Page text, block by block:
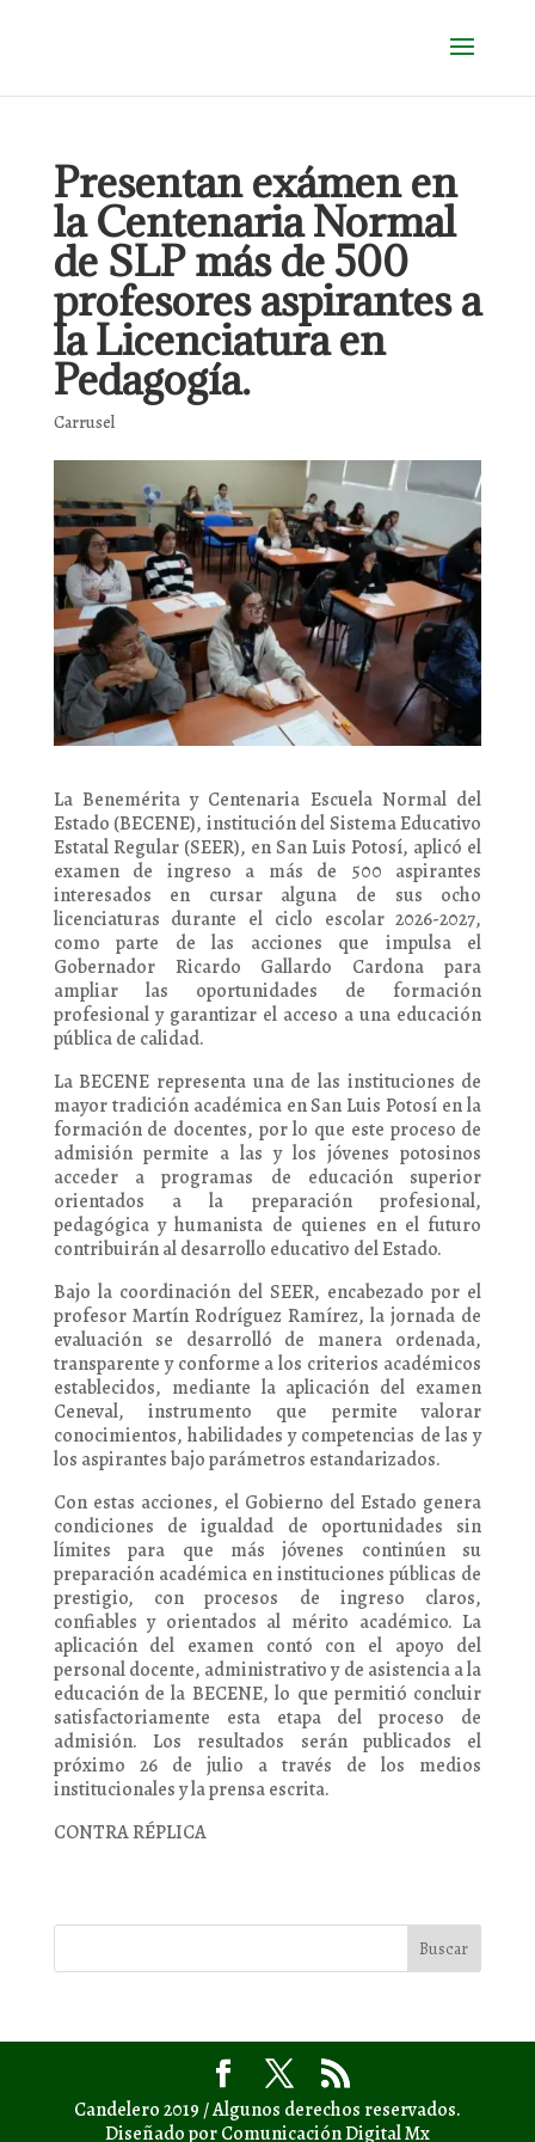
Presentan exámen en
la Centenaria Normal
de SLP más de 500
profesores aspirantes a
la Licenciatura en
Pedagogía.
Carrusel
La Benemérita y Centenaria Escuela Normal del
Estado (BECENE), institución del Sistema Educativo
Estatal Regular (SEER), en San Luis Potosí, aplicó el
examen de ingreso a más de 500 aspirantes
interesados en cursar alguna de sus ocho
licenciaturas durante el ciclo escolar 2026-2027,
como parte de las acciones que impulsa el
Gobernador Ricardo Gallardo Cardona para
ampliar las oportunidades de formación
profesional y garantizar el acceso a una educación
pública de calidad.
La BECENE representa una de las instituciones de
mayor tradición académica en San Luis Potosí en la
formación de docentes, por lo que este proceso de
admisión permite a las y los jóvenes potosinos
acceder a programas de educación superior
orientados a la preparación profesional,
pedagógica y humanista de quienes en el futuro
contribuirán al desarrollo educativo del Estado.
Bajo la coordinación del SEER, encabezado por el
profesor Martín Rodríguez Ramírez, la jornada de
evaluación se desarrolló de manera ordenada,
transparente y conforme a los criterios académicos
establecidos, mediante la aplicación del examen
Ceneval, instrumento que permite valorar
conocimientos, habilidades y competencias de las y
los aspirantes bajo parámetros estandarizados.
Con estas acciones, el Gobierno del Estado genera
condiciones de igualdad de oportunidades sin
límites para que más jóvenes continúen su
preparación académica en instituciones públicas de
prestigio, con procesos de ingreso claros,
confiables y orientados al mérito académico. La
aplicación del examen contó con el apoyo del
personal docente, administrativo y de asistencia a la
educación de la BECENE, lo que permitió concluir
satisfactoriamente esta etapa del proceso de
admisión. Los resultados serán publicados el
próximo 26 de julio a través de los medios
institucionales y la prensa escrita.
CONTRA RÉPLICA
Candelero 2019 / Algunos derechos reservados.
Diseñado por Comunicación Digital Mx